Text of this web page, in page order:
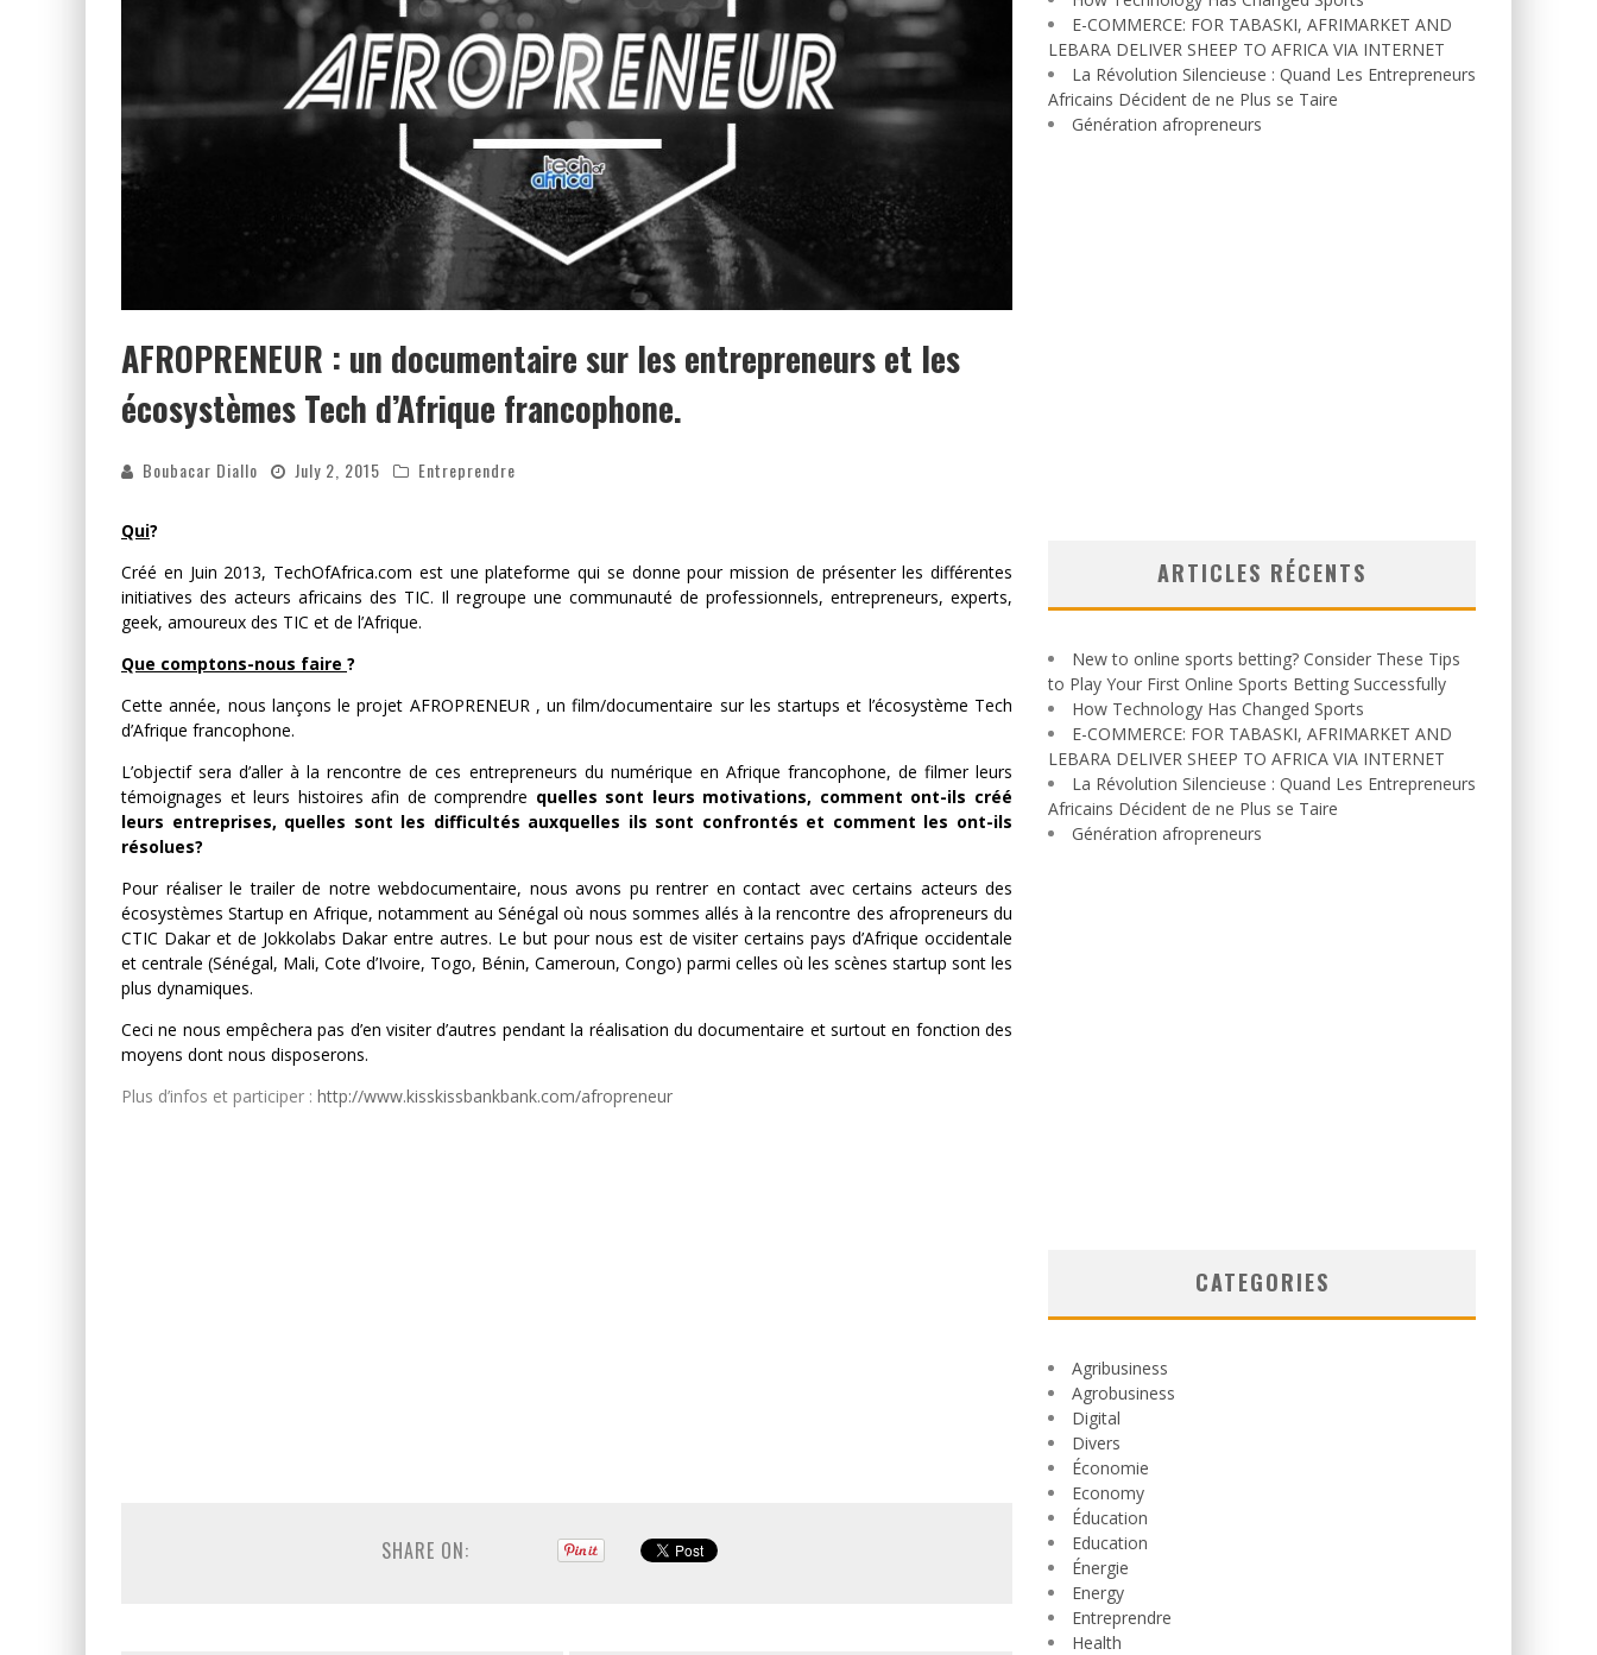
AFROPRENEUR : un documentaire sur les entrepreneurs et les
écosystèmes Tech d’Afrique francophone.
Boubacar Diallo July 2, 2015 Entreprendre
Qui?
Créé en Juin 2013, TechOfAfrica.com est une plateforme qui se donne pour mission de présenter les différentes
initiatives des acteurs africains des TIC. Il regroupe une communauté de professionnels, entrepreneurs, experts,
geek, amoureux des TIC et de l’Afrique.
Que comptons-nous faire ?
Cette année, nous lançons le projet AFROPRENEUR , un film/documentaire sur les startups et l’écosystème Tech
d’Afrique francophone.
L’objectif sera d’aller à la rencontre de ces entrepreneurs du numérique en Afrique francophone, de filmer leurs
témoignages et leurs histoires afin de comprendre quelles sont leurs motivations, comment ont-ils créé
leurs entreprises, quelles sont les difficultés auxquelles ils sont confrontés et comment les ont-ils
résolues?
Pour réaliser le trailer de notre webdocumentaire, nous avons pu rentrer en contact avec certains acteurs des
écosystèmes Startup en Afrique, notamment au Sénégal où nous sommes allés à la rencontre des afropreneurs du
CTIC Dakaret de Jokkolabs Dakarentre autres. Le but pour nous est de visiter certains pays d’Afrique occidentale
et centrale (Sénégal, Mali, Cote d’Ivoire, Togo, Bénin, Cameroun, Congo) parmi celles où les scènes startup sont les
plus dynamiques.
Ceci ne nous empêchera pas d’en visiter d’autres pendant la réalisation du documentaire et surtout en fonction des
moyens dont nous disposerons.
Plus d’infos et participer : http://www.kisskissbankbank.com/afropreneur
SHARE ON:
E-COMMERCE: FOR TABASKI, AFRIMARKET AND
LEBARA DELIVER SHEEP TO AFRICA VIA INTERNET
La Révolution Silencieuse : Quand Les Entrepreneurs
Africains Décident de ne Plus se Taire
Génération afropreneurs
ARTICLES RÉCENTS
New to online sports betting? Consider These Tips
to Play Your First Online Sports Betting Successfully
How Technology Has Changed Sports
E-COMMERCE: FOR TABASKI, AFRIMARKET AND
LEBARA DELIVER SHEEP TO AFRICA VIA INTERNET
La Révolution Silencieuse : Quand Les Entrepreneurs
Africains Décident de ne Plus se Taire
Génération afropreneurs
CATEGORIES
Agribusiness
Agrobusiness
Digital
Divers
Économie
Economy
Éducation
Education
Énergie
Energy
Entreprendre
Health